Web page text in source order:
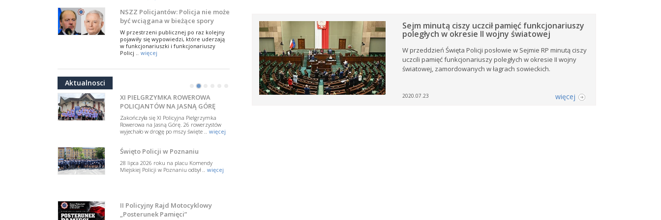
NSZZ Policjantów: Policja nie może
być wciągana w bieżące spory
polityczne
W przestrzeni publicznej po raz kolejny
pojawiły się wypowiedzi, które uderzają
w funkcjonariuszki i funkcjonariuszy
Policj .. więcej
Dodatkowe zarobkowanie
rozwiązania wymagają zmian
Do Sejmu trafiła petycja dotycząca
zmiany przepisów regulujących
podejmowanie przez policjantów
dodatkowej pracy zarobkowe .. więcej
Krok 1. Umorzenie. Krok 2. Walka
z hejtem
Policji w miejscu zamieszkania red.
To ważna decyzj .. więcej
odpuścimy
Sprawa byłego policjanta z Poznania,
który przez ponad 13 lat służył w Policji,
w tym w grupie tzw. „łowców głów”,
Aktualnosci
•••
W Biedrusku, pod Tablicą Pamiątkową
poświęconą starszemu sierżantowi Mar
.. więcej
Ostatnie pożegnanie nadinsp. w st.
spocz. Zenona Smolarka
na Miłostowie, odbyły się uroczystości
XI PIELGRZYMKA ROWEROWA
POLICJANTÓW NA JASNĄ GÓRĘ
Zakończyła się XI Policyjna Pielgrzymka
Rowerowa na Jasną Górę. 26 rowerzystów
wyjechało w drogę po mszy święte .. więcej
Święto Policji w Poznaniu
28 lipca 2026 roku na placu Komendy
Miejskiej Policji w Poznaniu odbył .. więcej
II Policyjny Rajd Motocyklowy
„Posterunek Pamięci”
Sejm minutą ciszy uczcił pamięć funkcjonariuszy
poległych w okresie II wojny światowej
W przeddzień Święta Policji posłowie w Sejmie RP minutą ciszy
uczcili pamięć funkcjonariuszy poległych w okresie II wojny
światowej, zamordowanych w łagrach sowieckich.
2020.07.23 więcej